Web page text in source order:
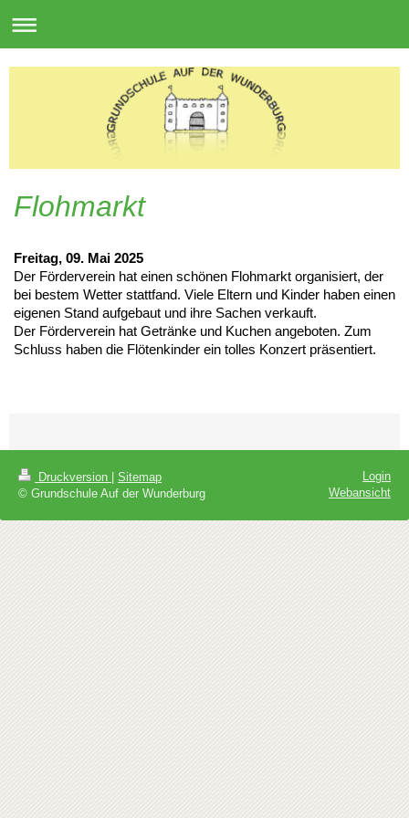
Flohmarkt
Freitag, 09. Mai 2025
Der Förderverein hat einen schönen Flohmarkt organisiert, der
bei bestem Wetter stattfand. Viele Eltern und Kinder haben einen
eigenen Stand aufgebaut und ihre Sachen verkauft.
Der Förderverein hat Getränke und Kuchen angeboten. Zum
Schluss haben die Flötenkinder ein tolles Konzert präsentiert.
Druckversion | Sitemap
© Grundschule Auf der Wunderburg
Login
Webansicht